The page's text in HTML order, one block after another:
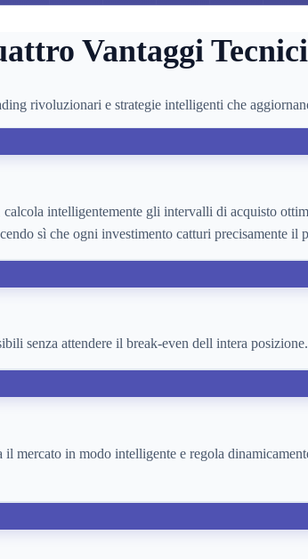
Vantaggi
rivoluzionari e strategie intelligenti che
intelligentemente gli intervalli di acquisto
sì che ogni investimento catturi precisamente il
senza attendere il break-even dell intera
mercato in modo intelligente e regola